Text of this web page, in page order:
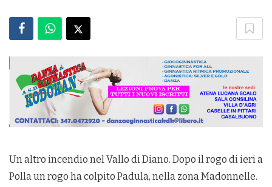
Un altro incendio nel Vallo di Diano. Dopo il rogo di ieri a
Polla un rogo ha colpito Padula, nella zona Madonnelle.